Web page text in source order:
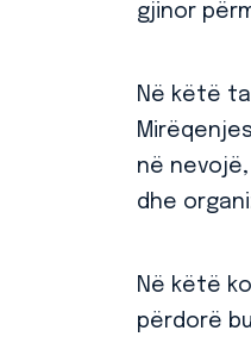
gjinor
Në këtë
në
dhe
Në këtë
përdorë